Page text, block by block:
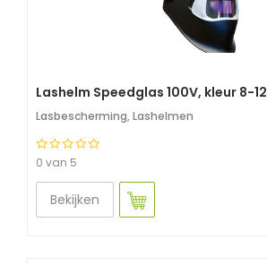
Lashelm Speedglas 100V, kleur 8-12
Lasbescherming, Lashelmen
0 van 5
Bekijken